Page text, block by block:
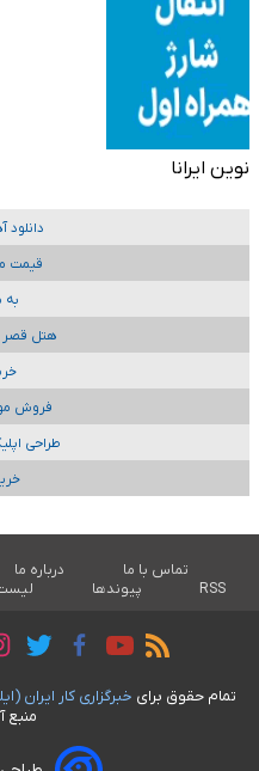
نوین ایرانا
قیمت
به
هتل قصر
فروش
طراحی
تماس با ما درباره ما
RSS
پیوندها لیست
تمام حقوق برای خبرگزاری کار ايران
منبع